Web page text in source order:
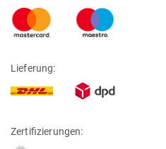
Lieferung:
Zertifizierungen: